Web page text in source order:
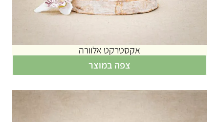
אקסטרקט אלוורה
צפה במוצר